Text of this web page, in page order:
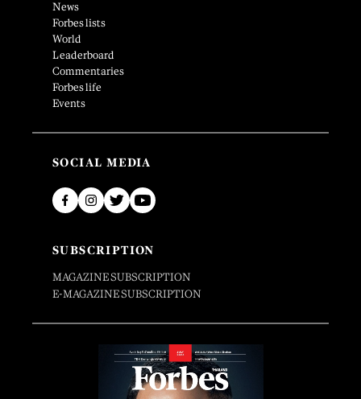
News
Forbes lists
World
Leaderboard
Commentaries
Forbes life
Events
SOCIAL MEDIA
SUBSCRIPTION
MAGAZINE SUBSCRIPTION
E-MAGAZINE SUBSCRIPTION